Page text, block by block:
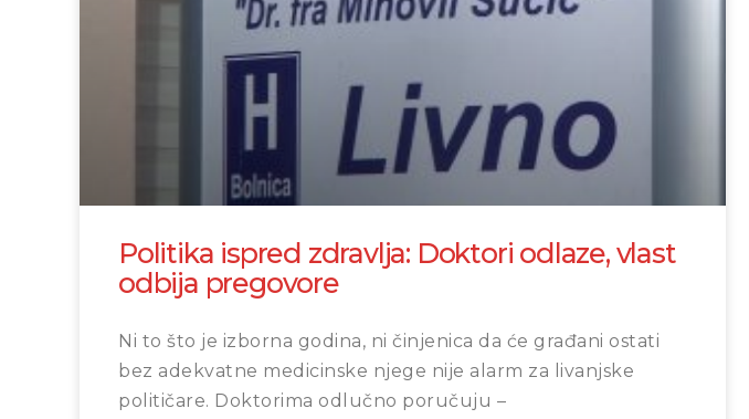
Politika ispred zdravlja: Doktori odlaze, vlast
odbija pregovore
Ni to što je izborna godina, ni činjenica da će građani ostati
bez adekvatne medicinske njege nije alarm za livanjske
političare. Doktorima odlučno poručuju –